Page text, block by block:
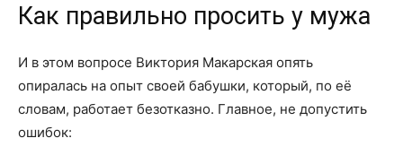
Как правильно просить у мужа
И в этом вопросе Виктория Макарская опять
опиралась на опыт своей бабушки, который, по её
словам, работает безотказно. Главное, не допустить
ошибок: